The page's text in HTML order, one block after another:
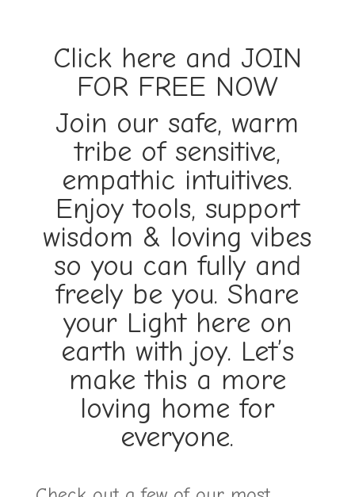
Click here and JOIN
FOR FREE NOW
Join our safe, warm
tribe of sensitive,
empathic intuitives.
Enjoy tools, support
wisdom & loving vibes
so you can fully and
freely be you. Share
your Light here on
earth with joy. Let’s
make this a more
loving home for
everyone.